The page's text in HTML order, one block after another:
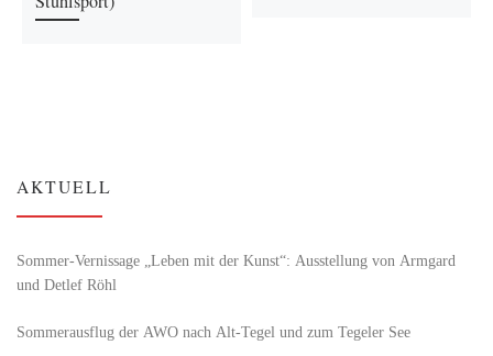
AKTUELL
Sommer-Vernissage „Leben mit der Kunst“: Ausstellung von Armgard
und Detlef Röhl
Sommerausflug der AWO nach Alt‑Tegel und zum Tegeler See